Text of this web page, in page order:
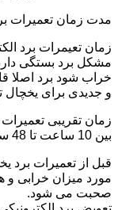
مدت زمان تعمیرات
زمان تعیمرات برد
خراب شود برد اصلا
و جدیدی برای یخچال
بین 10 ساعت تا 48 ساعت به صورت نهایی می باشد.
قبل از تعمیرات برد
مورد میزان خرابی و
صحبت می شود.